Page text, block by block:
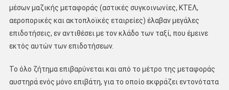
μέσων μαζικής μεταφοράς (αστικές συγκοινωνίες, ΚΤΕΛ,
αεροπορικές και ακτοπλοϊκές εταιρείες) έλαβαν μεγάλες
επιδοτήσεις, εν αντιθέσει με τον κλάδο των ταξί, που έμεινε
εκτός αυτών των επιδοτήσεων.
Το όλο ζήτημα επιβαρύνεται και από το μέτρο της μεταφοράς
αυστηρά ενός μόνο επιβάτη, για το οποίο εκφράζει εντονότατα